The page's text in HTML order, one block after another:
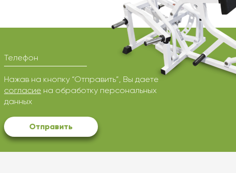
Телефон
Нажав на кнопку “Отправить”, Вы даете
согласие на обработку персональных
данных
Отправить